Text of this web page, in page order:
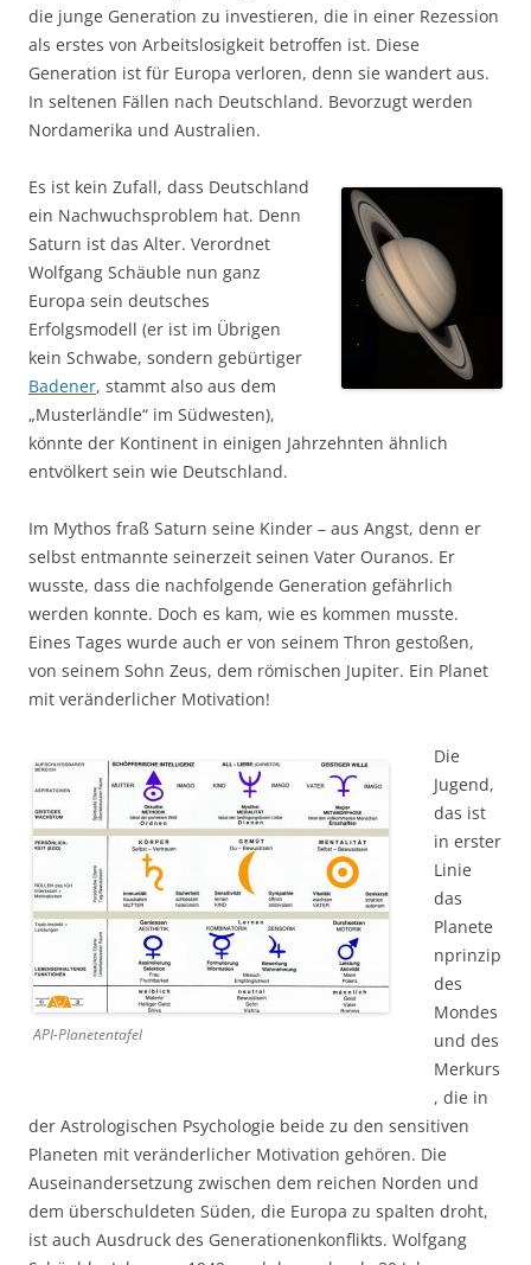
die junge Generation zu investieren, die in einer Rezession
als erstes von Arbeitslosigkeit betroffen ist. Diese
Generation ist für Europa verloren, denn sie wandert aus.
In seltenen Fällen nach Deutschland. Bevorzugt werden
Nordamerika und Australien.
Es ist kein Zufall, dass Deutschland
ein Nachwuchsproblem hat. Denn
Saturn ist das Alter. Verordnet
Wolfgang Schäuble nun ganz
Europa sein deutsches
Erfolgsmodell (er ist im Übrigen
kein Schwabe, sondern gebürtiger
Badener, stammt also aus dem
„Musterländle“ im Südwesten),
könnte der Kontinent in einigen Jahrzehnten ähnlich
entvölkert sein wie Deutschland.
Im Mythos fraß Saturn seine Kinder – aus Angst, denn er
selbst entmannte seinerzeit seinen Vater Ouranos. Er
wusste, dass die nachfolgende Generation gefährlich
werden konnte. Doch es kam, wie es kommen musste.
Eines Tages wurde auch er von seinem Thron gestoßen,
von seinem Sohn Zeus, dem römischen Jupiter. Ein Planet
mit veränderlicher Motivation!
API-Planetentafel
Die
Jugend,
das ist
in erster
Linie
das
Planete
nprinzip
des
Mondes
und des
Merkurs
, die in
der Astrologischen Psychologie beide zu den sensitiven
Planeten mit veränderlicher Motivation gehören. Die
Auseinandersetzung zwischen dem reichen Norden und
dem überschuldeten Süden, die Europa zu spalten droht,
ist auch Ausdruck des Generationenkonflikts. Wolfgang